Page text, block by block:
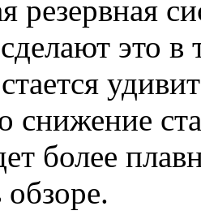
резервная
это в
снижение
более
обзоре.